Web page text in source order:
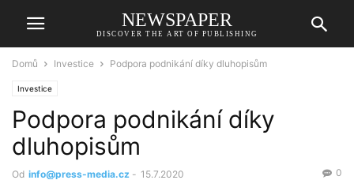
NEWSPAPER
DISCOVER THE ART OF PUBLISHING
Domů Investice Podpora podnikání díky dluhopisům
Investice
Podpora podnikání díky
dluhopisům
Od info@press-media.cz - 15.7.2020 0